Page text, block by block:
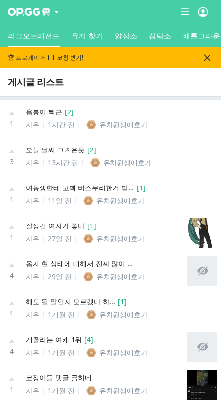
리그오브레전드 유저 찾기 양성소 잡담소 배틀그라
🏆 프로게이머 1:1 코칭 받기!
게시글 리스트
1
옵붕이 퇴근 [2]
자유
1시간 전 유치원생애호가
3
오늘 날씨 ㄱㅊ은듯 [2]
자유
13시간 전 유치원생애호가
1
여동생한테 고백 비스무리한거 받은듯 [1]
자유
11일 전 유치원생애호가
1
잘생긴 여자가 좋다 [1]
자유
27일 전 유치원생애호가
4
옵지 현 상태에 대해서 진짜 많이 참았는데
자유
29일 전 유치원생애호가
1
해도 될 말인지 모르겠다 하... [1]
자유
1개월 전 유치원생애호가
4
개꼴리는 여캐 1위 [4]
자유
1개월 전 유치원생애호가
1
코쟁이들 댓글 긁히네
자유
1개월 전 유치원생애호가